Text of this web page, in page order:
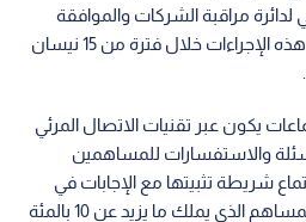
مراقبة الشركات والموافقة
عليه حسب الآلية الواردة في هذه الإجراءات خلال فترة من 15 نيسان
يكون عبر تقنيات الاتصال المرئي
والاستفسارات للمساهمين
شريطة تثبيتها مع الإجابات في
محضر الجلسة مع السماح للمساهم الذي يملك ما يزيد عن 10 بالمئة